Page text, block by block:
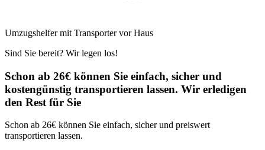
Umzugshelfer mit Transporter vor Haus
Sind Sie bereit? Wir legen los!
Schon ab 26€ können Sie einfach, sicher und
kostengünstig transportieren lassen. Wir erledigen
den Rest für Sie
Schon ab 26€ können Sie einfach, sicher und preiswert
transportieren lassen.